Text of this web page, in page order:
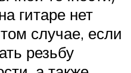
гитаре нет
случае, если
резьбу